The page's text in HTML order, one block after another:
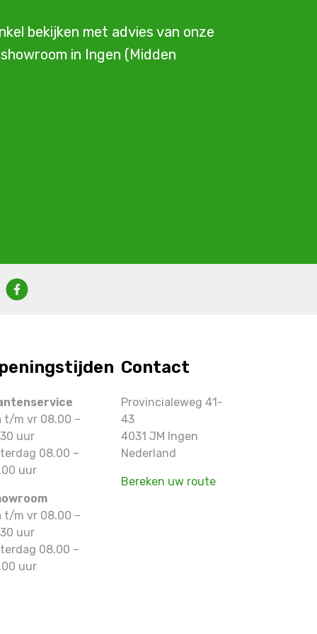
bekijken met advies van onze
in Ingen (Midden
t/m vr 08.00 –
uur
08.00 –
uur
t/m vr 08.00 –
uur
08.00 –
uur
Contact
Provincialeweg 41-
43
4031 JM Ingen
Nederland
Bereken uw route